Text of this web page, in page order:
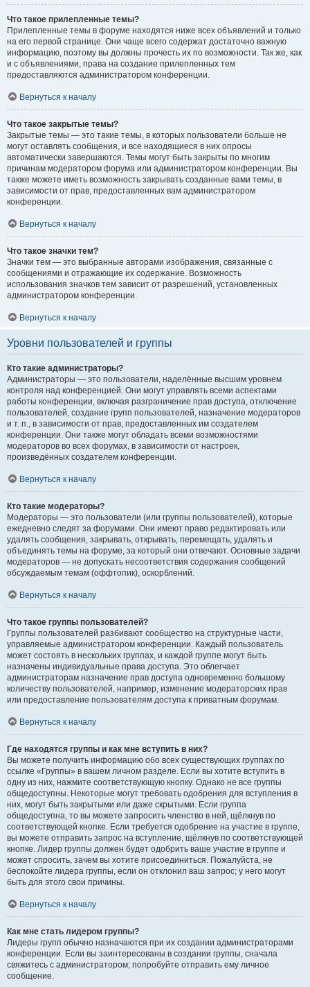
Что такое прилепленные темы?
Прилепленные темы в форуме находятся ниже всех объявлений и только
на его первой странице. Они чаще всего содержат достаточно важную
информацию, поэтому вы должны прочесть их по возможности. Так же, как
и с объявлениями, права на создание прилепленных тем
предоставляются администратором конференции.
Вернуться к началу
Что такое закрытые темы?
Закрытые темы — это такие темы, в которых пользователи больше не
могут оставлять сообщения, и все находящиеся в них опросы
автоматически завершаются. Темы могут быть закрыты по многим
причинам модератором форума или администратором конференции. Вы
также можете иметь возможность закрывать созданные вами темы, в
зависимости от прав, предоставленных вам администратором
конференции.
Вернуться к началу
Что такое значки тем?
Значки тем — это выбранные авторами изображения, связанные с
сообщениями и отражающие их содержание. Возможность
использования значков тем зависит от разрешений, установленных
администратором конференции.
Вернуться к началу
Уровни пользователей и группы
Кто такие администраторы?
Администраторы — это пользователи, наделённые высшим уровнем
контроля над конференцией. Они могут управлять всеми аспектами
работы конференции, включая разграничение прав доступа, отключение
пользователей, создание групп пользователей, назначение модераторов
и т. п., в зависимости от прав, предоставленных им создателем
конференции. Они также могут обладать всеми возможностями
модераторов во всех форумах, в зависимости от настроек,
произведённых создателем конференции.
Вернуться к началу
Кто такие модераторы?
Модераторы — это пользователи (или группы пользователей), которые
ежедневно следят за форумами. Они имеют право редактировать или
удалять сообщения, закрывать, открывать, перемещать, удалять и
объединять темы на форуме, за который они отвечают. Основные задачи
модераторов — не допускать несоответствия содержания сообщений
обсуждаемым темам (оффтопик), оскорблений.
Вернуться к началу
Что такое группы пользователей?
Группы пользователей разбивают сообщество на структурные части,
управляемые администратором конференции. Каждый пользователь
может состоять в нескольких группах, и каждой группе могут быть
назначены индивидуальные права доступа. Это облегчает
администраторам назначение прав доступа одновременно большому
количеству пользователей, например, изменение модераторских прав
или предоставление пользователям доступа к приватным форумам.
Вернуться к началу
Где находятся группы и как мне вступить в них?
Вы можете получить информацию обо всех существующих группах по
ссылке «Группы» в вашем личном разделе. Если вы хотите вступить в
одну из них, нажмите соответствующую кнопку. Однако не все группы
общедоступны. Некоторые могут требовать одобрения для вступления в
них, могут быть закрытыми или даже скрытыми. Если группа
общедоступна, то вы можете запросить членство в ней, щёлкнув по
соответствующей кнопке. Если требуется одобрение на участие в группе,
вы можете отправить запрос на вступление, щёлкнув по соответствующей
кнопке. Лидер группы должен будет одобрить ваше участие в группе и
может спросить, зачем вы хотите присоединиться. Пожалуйста, не
беспокойте лидера группы, если он отклонил ваш запрос; у него могут
быть для этого свои причины.
Вернуться к началу
Как мне стать лидером группы?
Лидеры групп обычно назначаются при их создании администраторами
конференции. Если вы заинтересованы в создании группы, сначала
свяжитесь с администратором; попробуйте отправить ему личное
сообщение.